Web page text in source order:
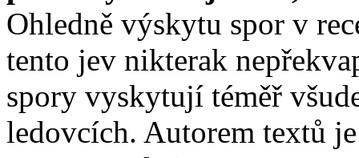
Ohledně výskytu spor v
tento jev nikterak
spory vyskytují téměř
ledovcích. Autorem textů